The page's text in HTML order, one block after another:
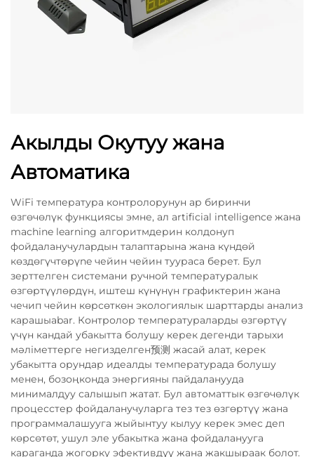
Акылды Окутуу жана
Автоматика
WiFi температура контролорунун ар биринчи
өзгөчөлүк функциясы эмне, ал artificial intelligence жана
machine learning алгоритмдерин колдонуп
фойдаланучулардын талаптарына жана күндөй
көздөгүчтөрүne чейин чейин туураса берет. Бул
зерттелген системани ручной температуралык
өзгөртүүлөрдүн, иштеш күнүнүн графиктерин жана
чечип чейин көрсөткөн экологиялык шарттарды анализ
карашыabar. Контролор температураларды өзгөртүү
үчүн кандай убакытта болушу керек дегенди тарыхи
мәліметтерге негизделген预测 жасай алат, керек
убакытта орундар идеалды температурада болушу
менен, бозоңконда энергияны пайдаланууда
минималдуу салышып жатат. Бул автоматтык өзгөчөлүк
процесстер фойдаланучуларга тез тез өзгөртүү жана
программалашууга жыйынтуу кылуу керек эмес деп
көрсөтөт, ушул эле убакытка жана фойдаланууга
караганда жогорку эфективдүү жана жакшыраак болот.